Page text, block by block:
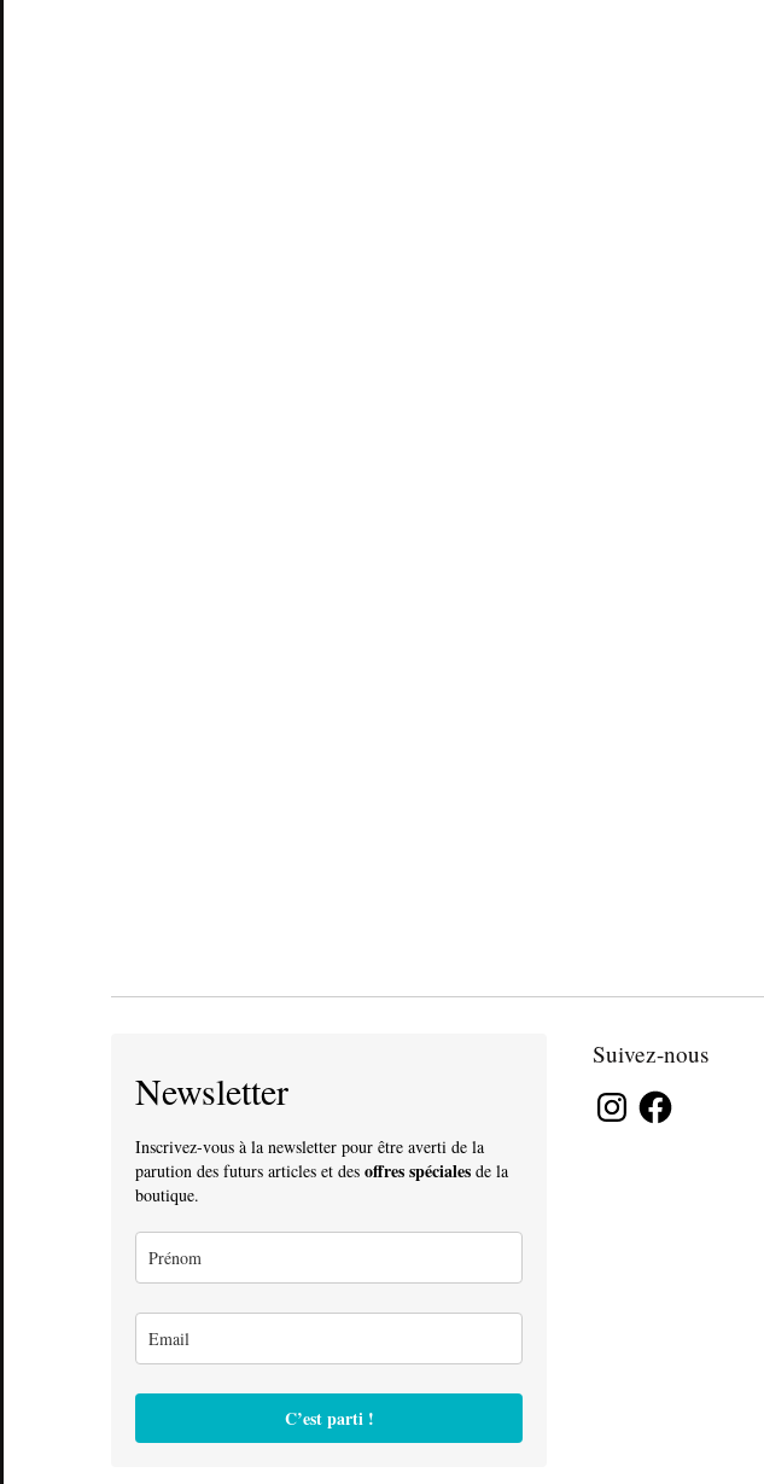
Newsletter
Inscrivez-vous à la newsletter pour être averti de la
parution des futurs articles et desoffres spécialesde la
boutique.
C’est parti !
Suivez-nous
InstagramFacebook